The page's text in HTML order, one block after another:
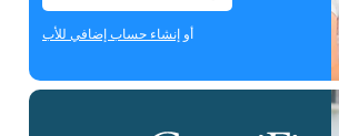
أوإنشاء حساب إضافي للأب